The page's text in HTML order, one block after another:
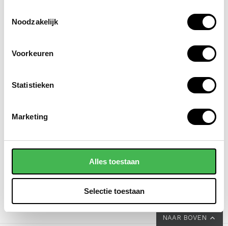
Noodzakelijk
Voorkeuren
Statistieken
Marketing
Alles toestaan
Selectie toestaan
koffer / trolley /
s'cure
VOOR 159,00
koffer / trolley /
(medium) s'cure
VAN 229,00
NAAR BOVEN